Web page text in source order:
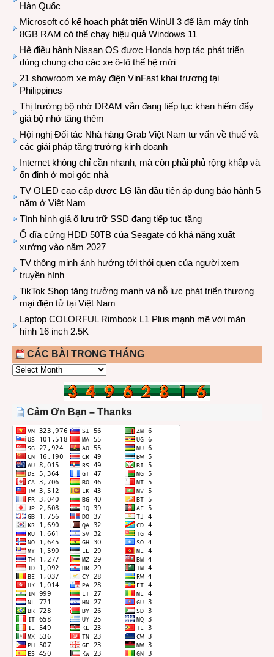
Hàn Quốc
Microsoft có kế hoạch phát triển WinUI 3 để làm máy tính
8GB RAM có thể chạy hiệu quả Windows 11
Hệ điều hành Nissan OS được Honda hợp tác phát triển
dùng chung cho các xe ô-tô thế hệ mới
21 showroom xe máy điện VinFast khai trương tại
Philippines
Thị trường bộ nhớ DRAM vẫn đang tiếp tục khan hiếm đẩy
giá bộ nhớ tăng thêm
Hội nghị Đối tác Nhà hàng Grab Việt Nam tư vấn về thuế và
các giải pháp tăng trưởng kinh doanh
Internet không chỉ cần nhanh, mà còn phải phủ rộng khắp và
ổn định ở mọi góc nhà
TV OLED cao cấp được LG lần đầu tiên áp dụng bảo hành 5
năm ở Việt Nam
Tình hình giá ổ lưu trữ SSD đang tiếp tục tăng
Ổ đĩa cứng HDD 50TB của Seagate có khả năng xuất
xưởng vào năm 2027
TV thông minh ảnh hưởng tới thói quen của người xem
truyền hình
TikTok Shop tăng trưởng mạnh và nỗ lực phát triển thương
mại điện tử tại Việt Nam
Laptop COLORFUL Rimbook L1 Plus mạnh mẽ với màn
hình 16 inch 2.5K
CÁC BÀI TRONG THÁNG
CÁC
THÁNG
Cảm Ơn Bạn – Thanks